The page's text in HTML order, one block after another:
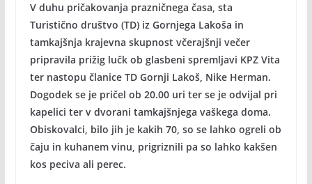
V duhu pričakovanja prazničnega časa, sta
Turistično društvo (TD) iz Gornjega Lakoša in
tamkajšnja krajevna skupnost včerajšnji večer
pripravila prižig lučk ob glasbeni spremljavi KPZ Vita
ter nastopu članice TD Gornji Lakoš, Nike Herman.
Dogodek se je pričel ob 20.00 uri ter se je odvijal pri
kapelici ter v dvorani tamkajšnjega vaškega doma.
Obiskovalci, bilo jih je kakih 70, so se lahko ogreli ob
čaju in kuhanem vinu, prigriznili pa so lahko kakšen
kos peciva ali perec.